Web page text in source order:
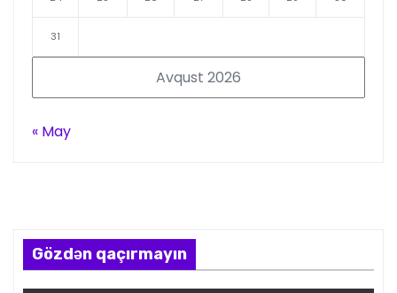
Avqust 2026
31
« May
Gözdən qaçırmayın